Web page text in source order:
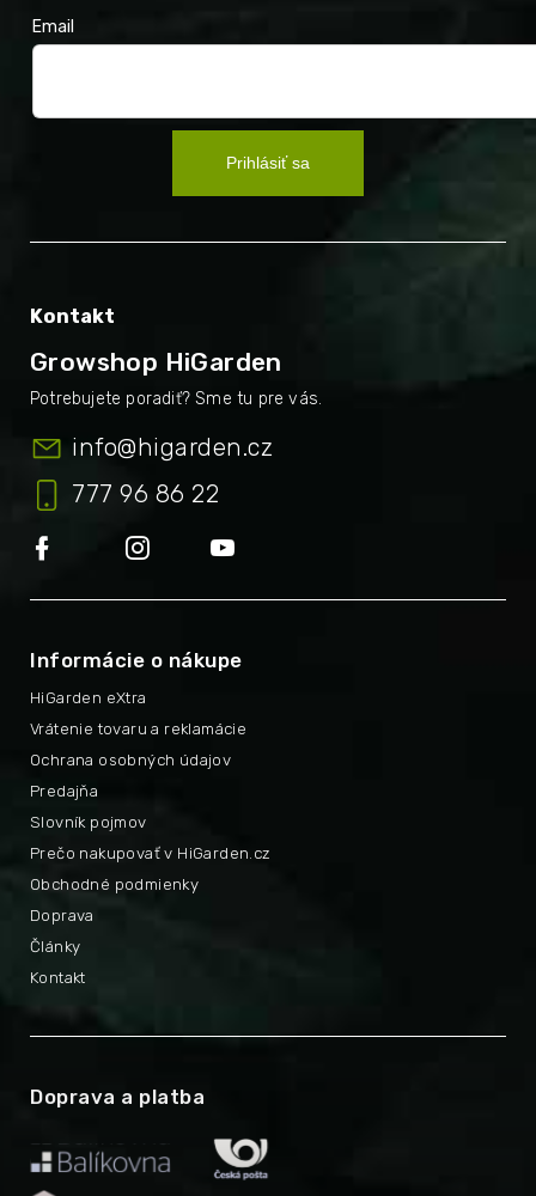
Email
Prihlásiť sa
Kontakt
Growshop HiGarden
info@higarden.cz
777 96 86 22
Informácie o nákupe
HiGarden eXtra
Prečo nakupovať v HiGarden.cz
Vrátenie tovaru a reklamácie
Obchodné podmienky
Ochrana osobných údajov
Doprava
Predajňa
Články
Slovník pojmov
Kontakt
Doprava a platba